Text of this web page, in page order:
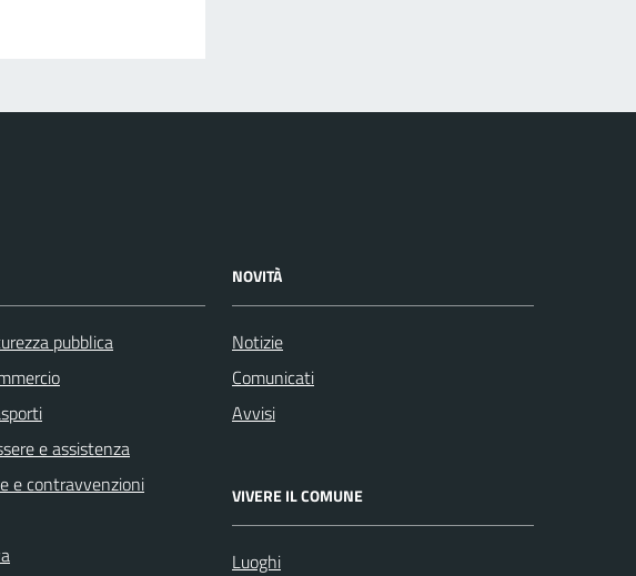
pubblica
e assistenza
e contravvenzioni
NOVITÀ
Notizie
Comunicati
Avvisi
VIVERE IL COMUNE
Luoghi